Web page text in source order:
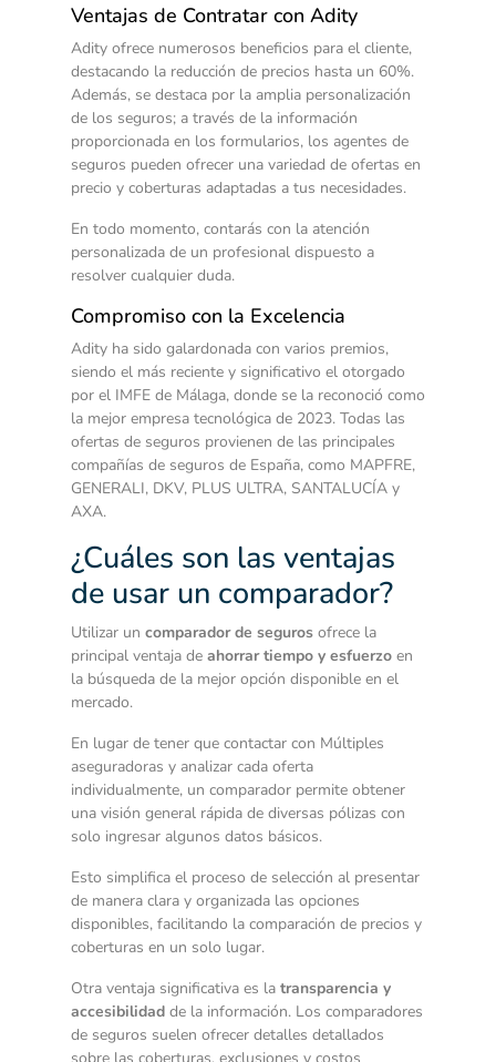
Ventajas de Contratar con Adity
Adity ofrece numerosos beneficios para el cliente,
destacando la reducción de precios hasta un 60%.
Además, se destaca por la amplia personalización
de los seguros; a través de la información
proporcionada en los formularios, los agentes de
seguros pueden ofrecer una variedad de ofertas en
precio y coberturas adaptadas a tus necesidades.
En todo momento, contarás con la atención
personalizada de un profesional dispuesto a
resolver cualquier duda.
Compromiso con la Excelencia
Adity ha sido galardonada con varios premios,
siendo el más reciente y significativo el otorgado
por el IMFE de Málaga, donde se la reconoció como
la mejor empresa tecnológica de 2023. Todas las
ofertas de seguros provienen de las principales
compañías de seguros de España, como MAPFRE,
GENERALI, DKV, PLUS ULTRA, SANTALUCÍA y
AXA.
¿Cuáles son las ventajas
de usar un comparador?
Utilizar un comparador de seguros ofrece la
principal ventaja de ahorrar tiempo y esfuerzo en
la búsqueda de la mejor opción disponible en el
mercado.
En lugar de tener que contactar con Múltiples
aseguradoras y analizar cada oferta
individualmente, un comparador permite obtener
una visión general rápida de diversas pólizas con
solo ingresar algunos datos básicos.
Esto simplifica el proceso de selección al presentar
de manera clara y organizada las opciones
disponibles, facilitando la comparación de precios y
coberturas en un solo lugar.
Otra ventaja significativa es la transparencia y
accesibilidad de la información. Los comparadores
de seguros suelen ofrecer detalles detallados
sobre las coberturas, exclusiones y costos